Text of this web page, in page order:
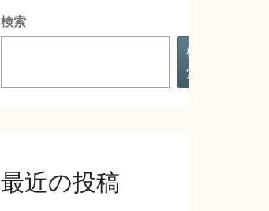
検索
検
索
最近の投稿